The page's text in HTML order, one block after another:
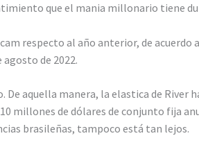
que el mania millonario tiene
respecto al año anterior, de acuerdo
agosto de 2022.
aquella manera, la elastica de River
millones de dólares de conjunto fija
brasileñas, tampoco está tan lejos.